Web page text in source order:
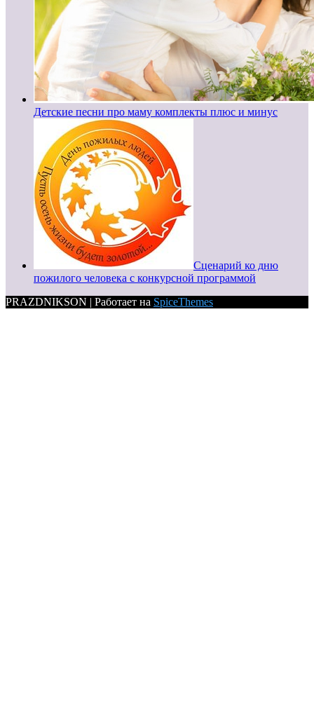
Детские песни про маму комплекты плюс и минус
Сценарий ко дню
пожилого человека с конкурсной программой
PRAZDNIKSON | Работает на SpiceThemes